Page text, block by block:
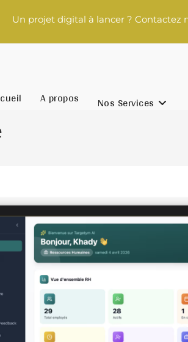
projet digital à lancer ? Contactez nous
A propos Nos Services